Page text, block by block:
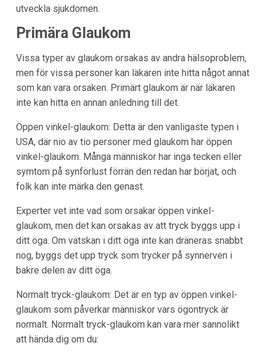
utveckla sjukdomen.
Primära Glaukom
Vissa typer av glaukom orsakas av andra hälsoproblem,
men för vissa personer kan läkaren inte hitta något annat
som kan vara orsaken. Primärt glaukom är när läkaren
inte kan hitta en annan anledning till det.
Öppen vinkel-glaukom: Detta är den vanligaste typen i
USA, där nio av tio personer med glaukom har öppen
vinkel-glaukom. Många människor har inga tecken eller
symtom på synförlust förrän den redan har börjat, och
folk kan inte märka den genast.
Experter vet inte vad som orsakar öppen vinkel-
glaukom, men det kan orsakas av att tryck byggs upp i
ditt öga. Om vätskan i ditt öga inte kan dräneras snabbt
nog, byggs det upp tryck som trycker på synnerven i
bakre delen av ditt öga.
Normalt tryck-glaukom: Det är en typ av öppen vinkel-
glaukom som påverkar människor vars ögontryck är
normalt. Normalt tryck-glaukom kan vara mer sannolikt
att hända dig om du: